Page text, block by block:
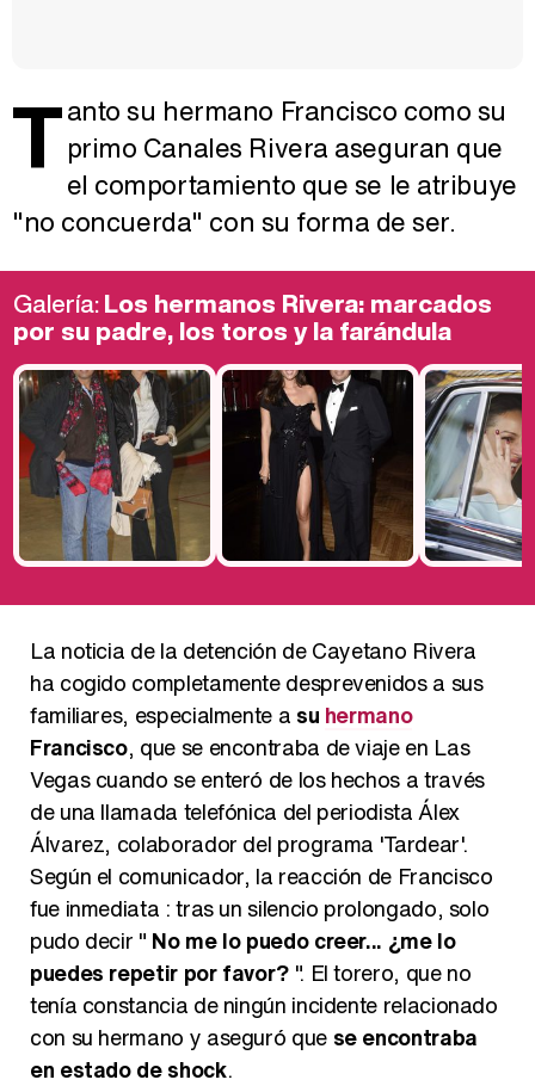
Tanto su hermano Francisco como su
primo Canales Rivera aseguran que
el comportamiento que se le atribuye
"no concuerda" con su forma de ser.
Galería:Los hermanos Rivera: marcados
por su padre, los toros y la farándula
La noticia de la detención de Cayetano Rivera
ha cogido completamente desprevenidos a sus
familiares, especialmente a su hermano
Francisco, que se encontraba de viaje en Las
Vegas cuando se enteró de los hechos a través
de una llamada telefónica del periodista Álex
Álvarez, colaborador del programa 'Tardear'.
Según el comunicador, la reacción de Francisco
fue inmediata : tras un silencio prolongado, solo
pudo decir " No me lo puedo creer... ¿me lo
puedes repetir por favor? ". El torero, que no
tenía constancia de ningún incidente relacionado
con su hermano y aseguró que se encontraba
en estado de shock.